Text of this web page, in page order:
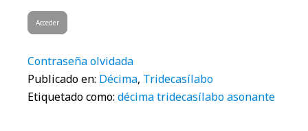
Contraseña olvidada
Publicado en: Décima, Tridecasílabo
Etiquetado como: décima tridecasílabo asonante